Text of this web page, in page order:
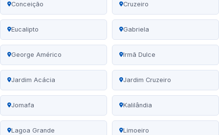
Conceição Cruzeiro
Eucalipto Gabriela
George Américo Irmã Dulce
Jardim Acácia Jardim Cruzeiro
Jomafa Kalilândia
Lagoa Grande Limoeiro